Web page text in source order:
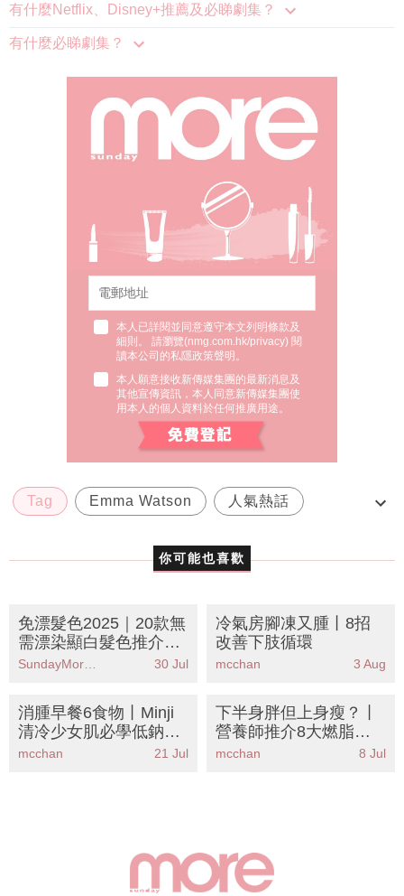
有什麼Netflix、Disney+推薦及必睇劇集？
有什麼必睇劇集？
本人已詳閱並同意遵守本文列明條款及
細則。 請瀏覽(nmg.com.hk/privacy) 閱
讀本公司的私隱政策聲明。
本人願意接收新傳媒集團的最新消息及
其他宣傳資訊，本人同意新傳媒集團使
用本人的個人資料於任何推廣用途。
Tag Emma Watson 人氣熱話
你可能也喜歡
免漂髮色2025｜20款無
需漂染顯白髮色推介！
焦糖奶茶色/浪漫紅棕色
30 Jul
冷氣房腳凍又腫丨8招
改善下肢循環
mcchan 3 Aug
消腫早餐6食物丨Minji
清冷少女肌必學低鈉攻
略
mcchan 21 Jul
下半身胖但上身瘦？丨
營養師推介8大燃脂食
物丨健身教練公開梨形
mcchan 8 Jul